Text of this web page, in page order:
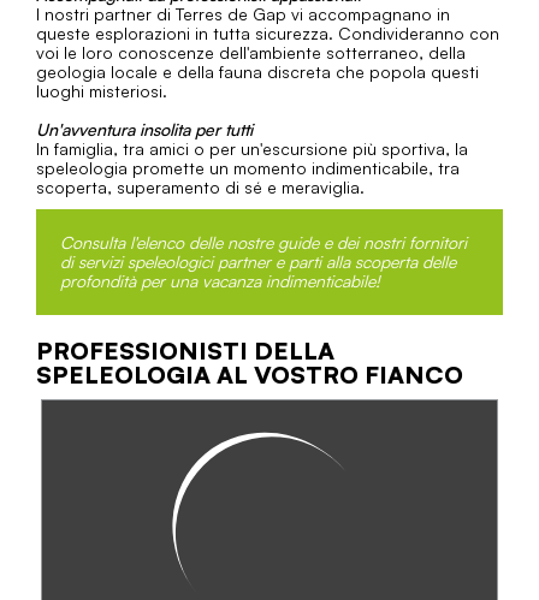
I nostri partner di Terres de Gap vi accompagnano in
queste esplorazioni in tutta sicurezza. Condivideranno con
voi le loro conoscenze dell'ambiente sotterraneo, della
geologia locale e della fauna discreta che popola questi
luoghi misteriosi.
Un'avventura insolita per tutti
In famiglia, tra amici o per un'escursione più sportiva, la
speleologia promette un momento indimenticabile, tra
scoperta, superamento di sé e meraviglia.
Consulta l'elenco delle nostre guide e dei nostri fornitori
di servizi speleologici partner e parti alla scoperta delle
profondità per una vacanza indimenticabile!
PROFESSIONISTI DELLA
SPELEOLOGIA AL VOSTRO FIANCO